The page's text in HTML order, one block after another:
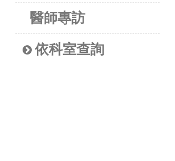
醫師專訪
依科室查詢